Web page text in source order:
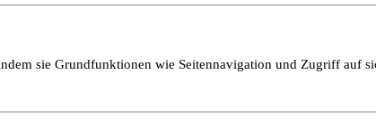
sie Grundfunktionen wie Seitennavigation und Zugriff auf